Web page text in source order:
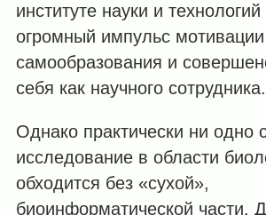
институте науки и
огромный импульс
самообразования и
себя как научного сотрудника.
Однако практически ни одно
исследование в области
обходится без «сухой»,
биоинформатической части.